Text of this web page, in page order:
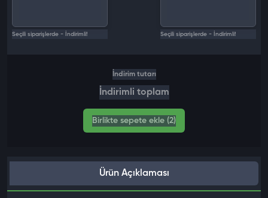
Seçili siparişlerde - İndirimli! Seçili siparişlerde - İndirimli!
İndirim tutarı
İndirimli toplam
Birlikte sepete ekle (2)
Ürün Açıklaması